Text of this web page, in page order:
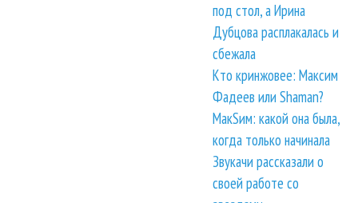
под стол, а Ирина
Дубцова расплакалась и
сбежала
Кто кринжовее: Максим
Фадеев или Shaman?
МакSим: какой она была,
когда только начинала
Звукачи рассказали о
своей работе со